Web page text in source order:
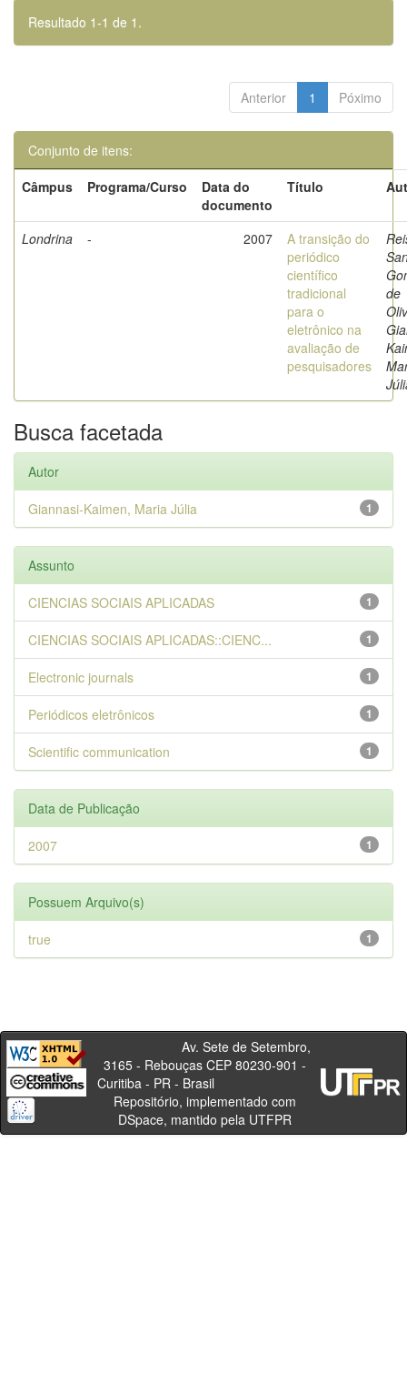
Resultado 1-1 de 1.
Anterior 1 Póximo
Conjunto de itens:
Câmpus
Programa/Curso
Data do
documento
Título
Londrina - 2007
A transição do
periódico
científico
tradicional
para o
eletrônico na
avaliação de
pesquisadores
de
Busca facetada
Autor
1
Giannasi-Kaimen, Maria Júlia
Assunto
1
CIENCIAS SOCIAIS APLICADAS
1
CIENCIAS SOCIAIS APLICADAS::CIENC...
1
Electronic journals
1
Periódicos eletrônicos
1
Scientific communication
Data de Publicação
1
2007
Possuem Arquivo(s)
1
true
Av. Sete de Setembro,
3165 - Rebouças CEP 80230-901 -
Curitiba - PR - Brasil
Repositório, implementado com
DSpace, mantido pela UTFPR